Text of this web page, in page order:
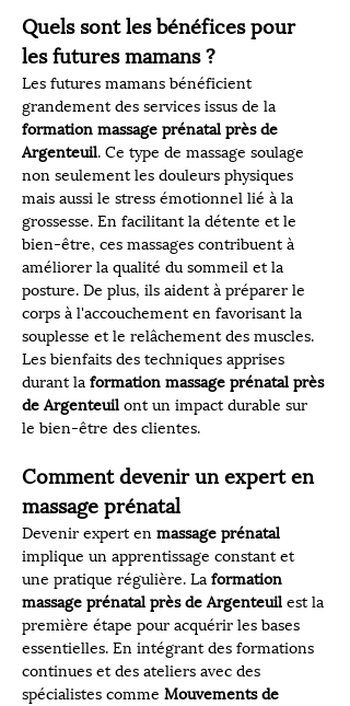
Quels sont les bénéfices pour
les futures mamans ?
Les futures mamans bénéficient
grandement des services issus de la
formation massage prénatal près de
Argenteuil. Ce type de massage soulage
non seulement les douleurs physiques
mais aussi le stress émotionnel lié à la
grossesse. En facilitant la détente et le
bien-être, ces massages contribuent à
améliorer la qualité du sommeil et la
posture. De plus, ils aident à préparer le
corps à l'accouchement en favorisant la
souplesse et le relâchement des muscles.
Les bienfaits des techniques apprises
durant la formation massage prénatal près
de Argenteuil ont un impact durable sur
le bien-être des clientes.
Comment devenir un expert en
massage prénatal
Devenir expert en massage prénatal
implique un apprentissage constant et
une pratique régulière. La formation
massage prénatal près de Argenteuil est la
première étape pour acquérir les bases
essentielles. En intégrant des formations
continues et des ateliers avec des
spécialistes comme Mouvements de